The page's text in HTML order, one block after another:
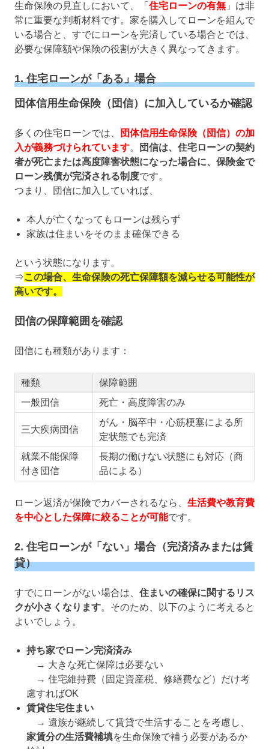
生命保険の見直しにおいて、「 住宅ローンの有無 」は非
常に重要な判断材料です。家を購入してローンを組んで
いる場合と、すでにローンを完済している場合とでは、
必要な保障額や保険の役割が大きく異なってきます。
1. 住宅ローンが「ある」場合
団体信用生命保険（団信）に加入しているか確認
多くの住宅ローンでは、
団体信用生命保険（団信）の加
入が義務づけられています。
団信は、住宅ローンの契約
者が死亡または高度障害状態になった場合に、保険金で
ローン残債が完済される制度です。
つまり、団信に加入していれば、
本人が亡くなってもローンは残らず
家族は住まいをそのまま確保できる
という状態になります。
⇒この場合、生命保険の死亡保障額を減らせる可能性が
高いです。
団信の保障範囲を確認
団信にも種類があります：
種類
保障範囲
一般団信
死亡・高度障害のみ
三大疾病団信
がん・脳卒中・心筋梗塞による所
定状態でも完済
就業不能保障
付き団信
長期の働けない状態にも対応（商
品による）
ローン返済が保険でカバーされるなら、 生活費や教育費
を中心とした保障に絞ることが可能です。
2. 住宅ローンが「ない」場合（完済済みまたは賃
貸）
すでにローンがない場合は、 住まいの確保に関するリス
クが小さくなります。そのため、以下のように考えると
よいでしょう。
持ち家でローン完済済み
→ 大きな死亡保障は必要ない
→ 住宅維持費（固定資産税、修繕費など）だけ考
慮すればOK
賃貸住宅住まい
→ 遺族が継続して賃貸で生活することを考慮し、
家賃分の生活費補填を生命保険で補う必要があるか